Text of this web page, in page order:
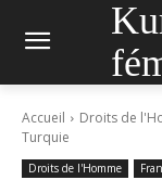
Accueil Droits de
Turquie
Droits de l'Homme